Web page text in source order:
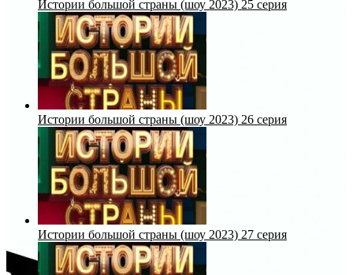
Истории большой страны (шоу 2023) 25 серия
Истории большой страны (шоу 2023) 26 серия
Истории большой страны (шоу 2023) 27 серия